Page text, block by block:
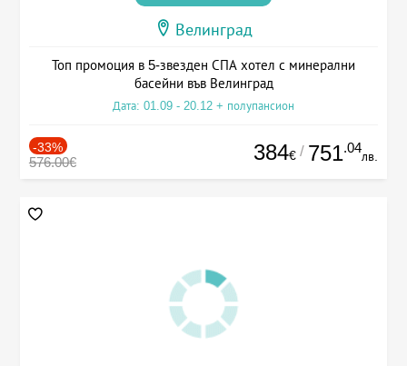
Велинград
Топ промоция в 5-звезден СПА хотел с минерални
басейни във Велинград
Дата: 01.09 - 20.12 + полупансион
-33%
576.00€ 384€ / 751.04
лв.